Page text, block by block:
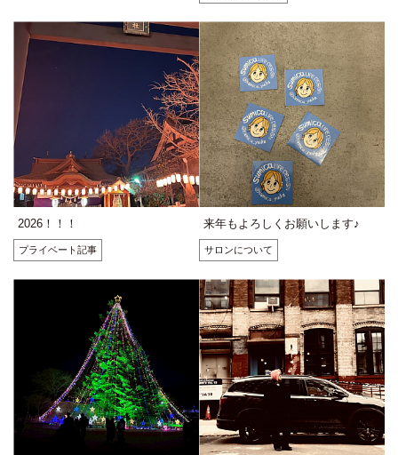
2026！！！
プライベート記事
来年もよろしくお願いします♪
サロンについて